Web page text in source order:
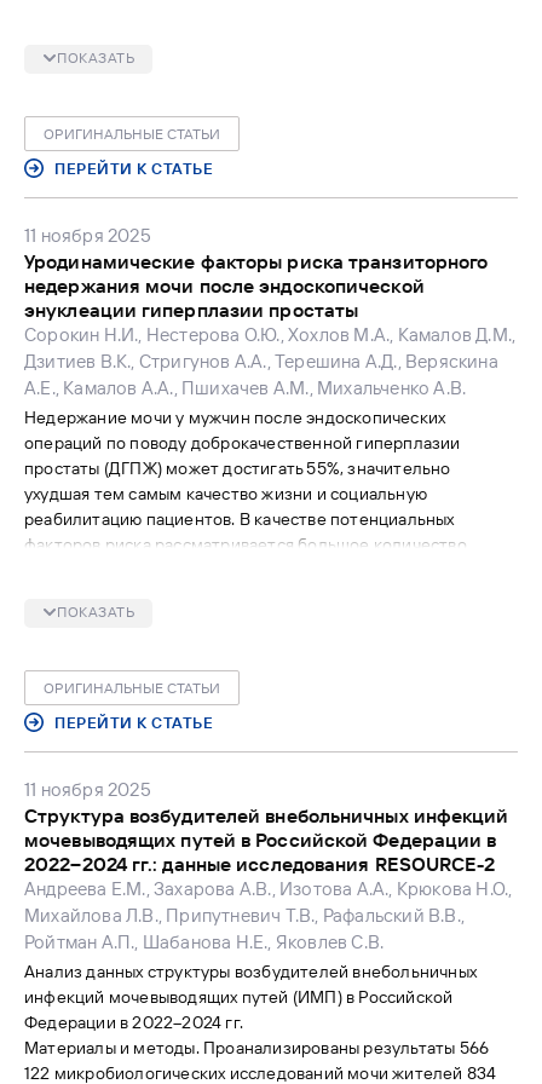
стафилококков определяли методом MALDI-TOF масс-
секвенированием.
Результаты. У выделенных штаммов установлено широкое
распространение генетических детерминант патогенности,
а именно адгезии, колонизации, инвазии,
связано с уклонением от иммунного ответа хозяина во
время инфекции, что способствует хроническому течению
бактериального простатита.
Заключение. Целесообразно дальнейшее изучение
генетических детерминант патогенности/вирулентности
золотистых стафилококков для оценки тяжести и
длительности течения хронического бактериального
простатита.
ПОКАЗАТЬ
ОРИГИНАЛЬНЫЕ СТАТЬИ
ПЕРЕЙТИ К СТАТЬЕ
11 ноября 2025
Уродинамические факторы риска транзиторного
недержания мочи после эндоскопической
энуклеации гиперплазии простаты
Сорокин Н.И., Нестерова О.Ю., Хохлов М.А., Камалов Д.М.,
Дзитиев В.К., Стригунов А.А., Терешина А.Д., Веряскина
А.Е., Камалов А.А., Пшихачев А.М., Михальченко А.В.
Недержание мочи у мужчин после эндоскопических
операций по поводу доброкачественной гиперплазии
простаты (ДГПЖ) может достигать 55%, значительно
ухудшая тем самым качество жизни и социальную
реабилитацию пациентов. В качестве потенциальных
факторов риска рассматривается большое количество
факторов, в том числе состояние наружного сфинктера
исследования, посвященные данному вопросу, крайне
ограничены.
Цель исследования. Комплексная оценка уродинамических
факторов риска недержания мочи после эндоскопической
Материалы и методы. Исследование носило проспективный
характер. В исследование включены 69 пациентов, которым
в период с октября 2023 г. по август 2024 г. была выполнена
эндоскопическая энуклеация ДГПЖ (тулиевая волоконная
энуклеация – 62 пациента, биполярная энуклеация – 7
пациентов) одним оперирующим урологом. Всем пациентам
за один день до планируемого оперативного лечения
выполнялось комплексное уродинамическое исследование,
включающее урофлоуметрию, цистометрию наполнения,
цистометрию опорожнения и профилометрию одним
урологом. В послеоперационном периоде фиксировался
факт наличия и длительность недержания мочи в
ПОКАЗАТЬ
ОРИГИНАЛЬНЫЕ СТАТЬИ
ПЕРЕЙТИ К СТАТЬЕ
11 ноября 2025
Структура возбудителей внебольничных инфекций
мочевыводящих путей в Российской Федерации в
2022–2024 гг.: данные исследования RESOURCE-2
Андреева Е.М., Захарова А.В., Изотова А.А., Крюкова Н.О.,
Михайлова Л.В., Припутневич Т.В., Рафальский В.В.,
Ройтман А.П., Шабанова Н.Е., Яковлев С.В.
Анализ данных структуры возбудителей внебольничных
инфекций мочевыводящих путей (ИМП) в Российской
Федерации в 2022–2024 гг.
Материалы и методы. Проанализированы результаты 566
122 микробиологических исследований мочи жителей 834